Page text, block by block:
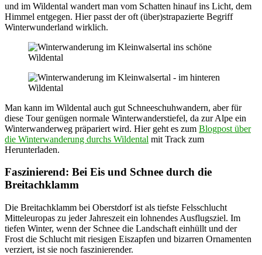
und im Wildental wandert man vom Schatten hinauf ins Licht, dem
Himmel entgegen. Hier passt der oft (über)strapazierte Begriff
Winterwunderland wirklich.
Man kann im Wildental auch gut Schneeschuhwandern, aber für
diese Tour genügen normale Winterwanderstiefel, da zur Alpe ein
Winterwanderweg präpariert wird. Hier geht es zum Blogpost über
die Winterwanderung durchs Wildental mit Track zum
Herunterladen.
Faszinierend: Bei Eis und Schnee durch die
Breitachklamm
Die Breitachklamm bei Oberstdorf ist als tiefste Felsschlucht
Mitteleuropas zu jeder Jahreszeit ein lohnendes Ausflugsziel. Im
tiefen Winter, wenn der Schnee die Landschaft einhüllt und der
Frost die Schlucht mit riesigen Eiszapfen und bizarren Ornamenten
verziert, ist sie noch faszinierender.